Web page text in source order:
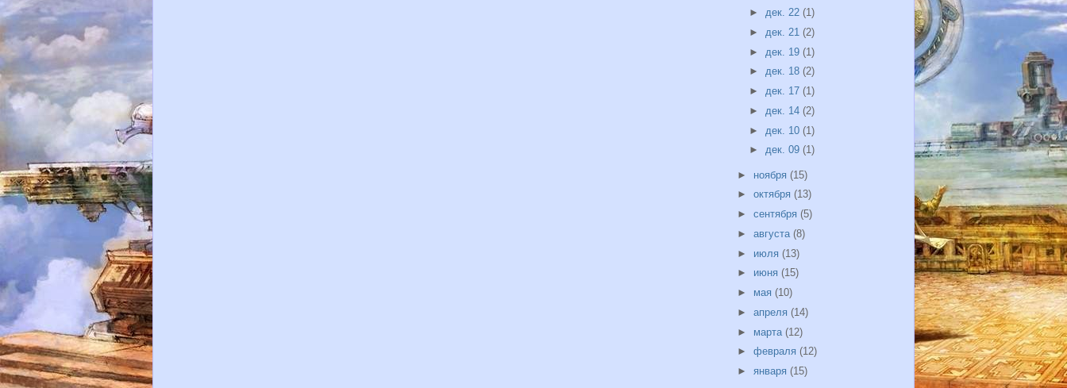
►дек. 22(1)
► дек. 21(2)
► дек. 19(1)
►дек. 18(2)
►дек. 17(1)
► дек. 14(2)
► дек. 10(1)
►дек. 09(1)
► ноября (15)
► октября (13)
► сентября (5)
► августа (8)
► июля (13)
► июня (15)
► мая (10)
► апреля (14)
► марта (12)
► февраля (12)
► января (15)